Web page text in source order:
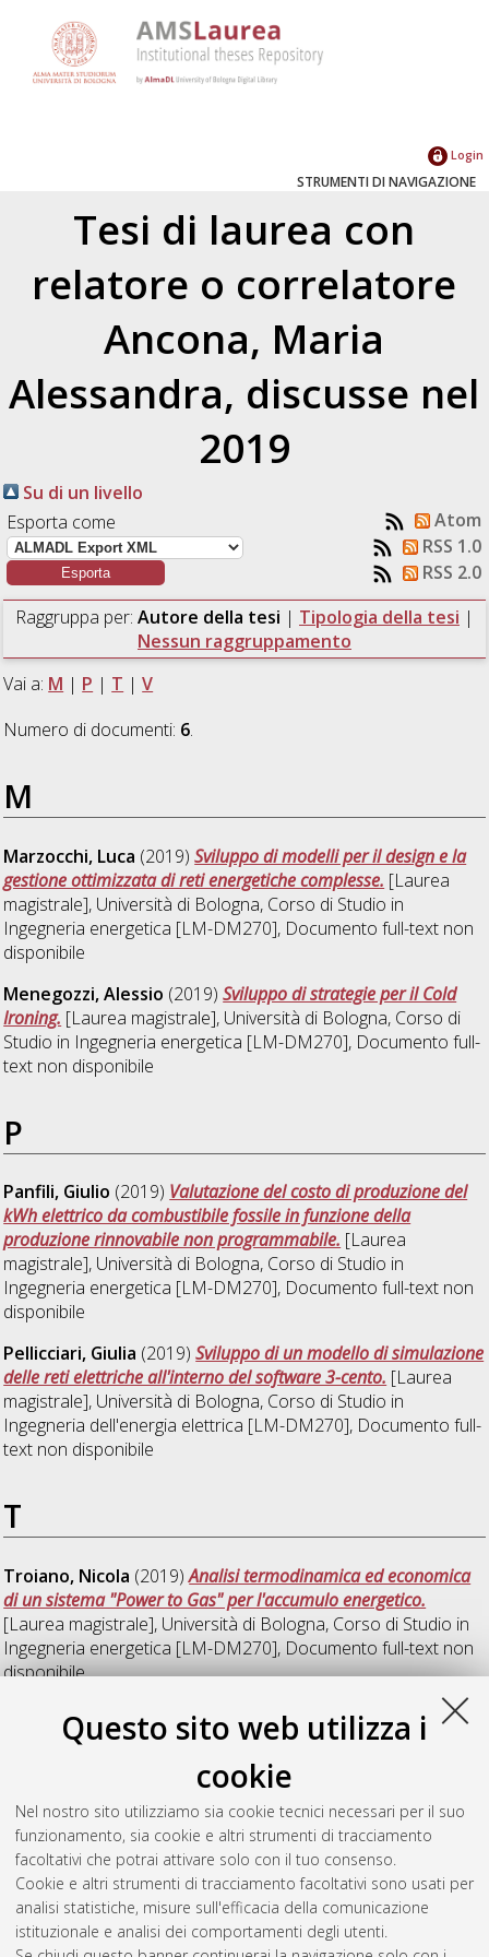
Questo sito web utilizza i
cookie
Nel nostro sito utilizziamo sia cookie tecnici necessari per il suo
funzionamento, sia cookie e altri strumenti di tracciamento
facoltativi che potrai attivare solo con il tuo consenso.
Cookie e altri strumenti di tracciamento facoltativi sono usati per
analisi statistiche, misure sull'efficacia della comunicazione
istituzionale e analisi dei comportamenti degli utenti.
Login
STRUMENTI DI NAVIGAZIONE
Tesi di laurea con
relatore o correlatore
Ancona, Maria
Alessandra, discusse nel
2019
Su di un livello
Esporta come
Atom
RSS 1.0
RSS 2.0
Raggruppa per: Autore della tesi | Tipologia della tesi |
Nessun raggruppamento
Vai a: M | P | T |V
Numero di documenti: 6.
M
Marzocchi, Luca (2019)Sviluppo di modelli per il design e la
gestione ottimizzata di reti energetiche complesse. [Laurea
magistrale], Università di Bologna, Corso di Studio in
Ingegneria energetica [LM-DM270], Documento full-text non
disponibile
Menegozzi, Alessio (2019)Sviluppo di strategie per il Cold
Ironing. [Laurea magistrale], Università di Bologna, Corso di
Studio in Ingegneria energetica [LM-DM270], Documento full-
text non disponibile
P
Panfili, Giulio (2019) Valutazione del costo di produzione del
kWh elettrico da combustibile fossile in funzione della
produzione rinnovabile non programmabile. [Laurea
magistrale], Università di Bologna, Corso di Studio in
Ingegneria energetica [LM-DM270], Documento full-text non
disponibile
Pellicciari, Giulia (2019)Sviluppo di un modello di simulazione
delle reti elettriche all'interno del software 3-cento. [Laurea
magistrale], Università di Bologna, Corso di Studio in
Ingegneria dell'energia elettrica [LM-DM270], Documento full-
text non disponibile
T
Troiano, Nicola (2019)Analisi termodinamica ed economica
di un sistema "Power to Gas" per l'accumulo energetico.
[Laurea magistrale], Università di Bologna, Corso di Studio in
Ingegneria energetica [LM-DM270], Documento full-text non
disponibile
teleriscaldamento esistenti in reti smart.[Laurea magistrale],
Università di Bologna, Corso di Studio in Ingegneria energetica
[LM-DM270], Documento full-text non disponibile
Questa lista e' stata generata ilMon Aug 10 09:41:04 2026
CEST